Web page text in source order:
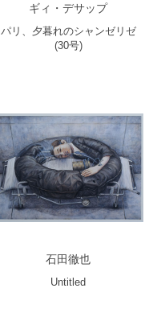
ギィ・デサップ
パリ、夕暮れのシャンゼリゼ
(30号)
石田徹也
Untitled